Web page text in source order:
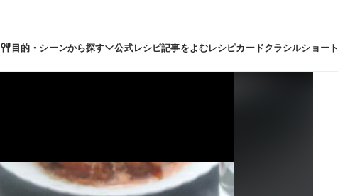
目的・シーンから探す 公式レシピ記事をよむレシピカードクラシルショート